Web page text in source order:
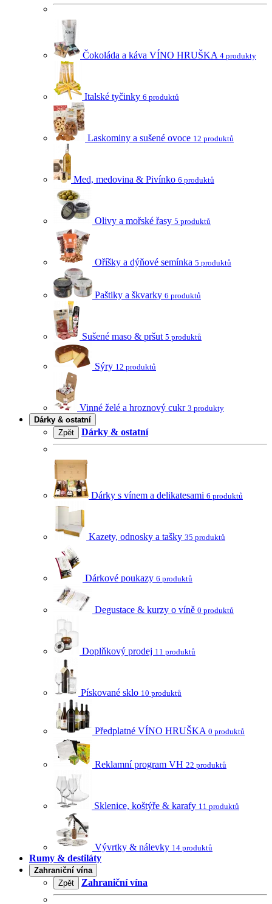
Čokoláda a káva VÍNO HRUŠKA 4 produkty
Italské tyčinky 6 produktů
Laskominy a sušené ovoce 12 produktů
Med, medovina & Pivínko 6 produktů
Olivy a mořské řasy 5 produktů
Oříšky a dýňové semínka 5 produktů
Paštiky a škvarky 6 produktů
Sušené maso & pršut 5 produktů
Sýry 12 produktů
Vinné želé a hroznový cukr 3 produkty
Dárky & ostatní
Zpět
Dárky & ostatní
Dárky s vínem a delikatesami 6 produktů
Kazety, odnosky a tašky 35 produktů
Dárkové poukazy 6 produktů
Degustace & kurzy o víně 0 produktů
Doplňkový prodej 11 produktů
Pískované sklo 10 produktů
Předplatné VÍNO HRUŠKA 0 produktů
Reklamní program VH 22 produktů
Sklenice, koštýře & karafy 11 produktů
Vývrtky & nálevky 14 produktů
Rumy & destiláty
Zahraniční vína
Zpět
Zahraniční vína